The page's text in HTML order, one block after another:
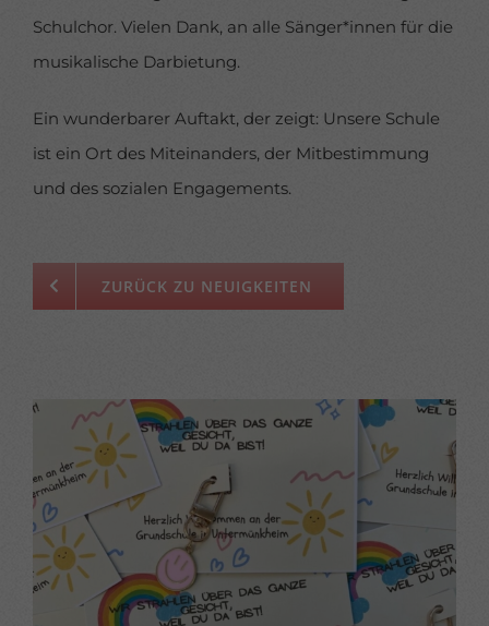
Schulchor. Vielen Dank, an alle Sänger*innen für die
musikalische Darbietung.
Ein wunderbarer Auftakt, der zeigt: Unsere Schule
ist ein Ort des Miteinanders, der Mitbestimmung
und des sozialen Engagements.
ZURÜCK ZU NEUIGKEITEN